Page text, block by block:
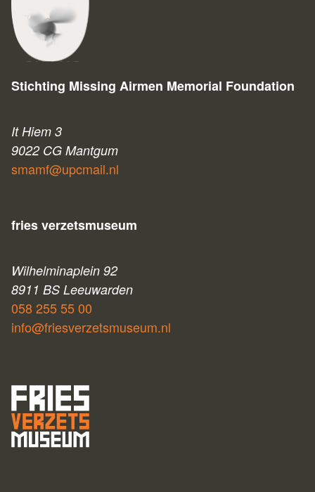
Stichting Missing Airmen Memorial Foundation
It Hiem 3
9022 CG Mantgum
smamf@upcmail.nl
fries verzetsmuseum
Wilhelminaplein 92
8911 BS Leeuwarden
058 255 55 00
info@friesverzetsmuseum.nl